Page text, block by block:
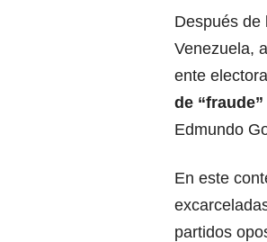
Después de
Venezuela,
ente
de
Edmundo
En este
partidos